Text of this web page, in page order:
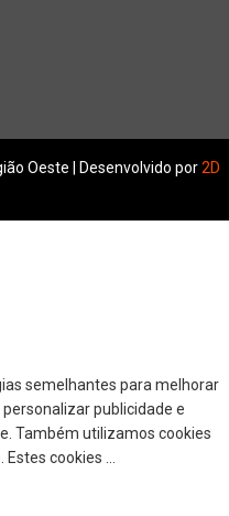
Oeste | Desenvolvido por2D
semelhantes para melhorar
publicidade e
Também utilizamos cookies
Estes cookies